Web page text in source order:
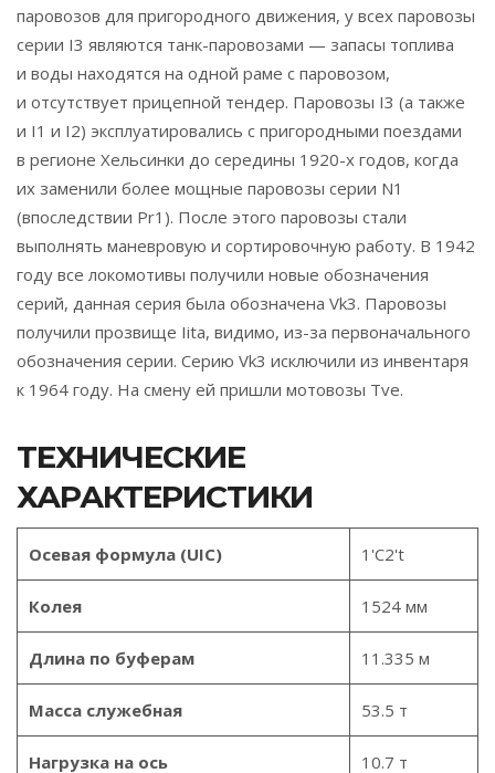
паровозов для пригородного движения, у всех паровозы
серии I3 являются танк-паровозами — запасы топлива
и воды находятся на одной раме с паровозом,
и отсутствует прицепной тендер. Паровозы I3 (а также
и I1 и I2) эксплуатировались с пригородными поездами
в регионе Хельсинки до середины 1920-х годов, когда
их заменили более мощные паровозы серии N1
(впоследствии Pr1). После этого паровозы стали
выполнять маневровую и сортировочную работу. В 1942
году все локомотивы получили новые обозначения
серий, данная серия была обозначена Vk3. Паровозы
получили прозвище Iita, видимо, из-за первоначального
обозначения серии. Серию Vk3 исключили из инвентаря
к 1964 году. На смену ей пришли мотовозы Tve.
ТЕХНИЧЕСКИЕ
ХАРАКТЕРИСТИКИ
Осевая формула (UIC) 1'C2't
Колея 1524 мм
Длина по буферам 11.335 м
Масса служебная 53.5 т
Нагрузка на ось 10.7 т